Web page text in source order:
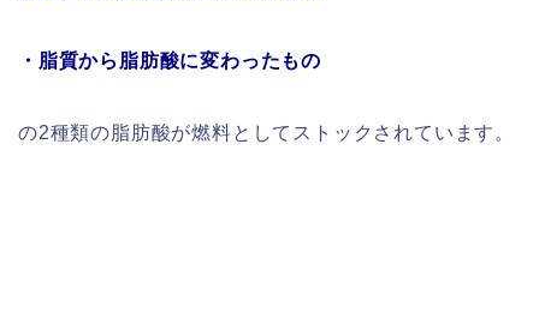
・脂質から脂肪酸に変わったもの
の2種類の脂肪酸が燃料としてストックされています。